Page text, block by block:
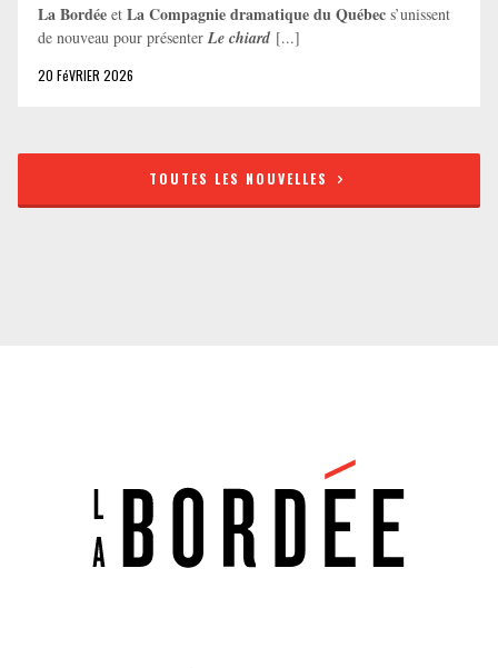
La Bordée et La Compagnie dramatique du Québec s’unissent
de nouveau pour présenter Le chiard [...]
20 FéVRIER 2026
TOUTES LES NOUVELLES